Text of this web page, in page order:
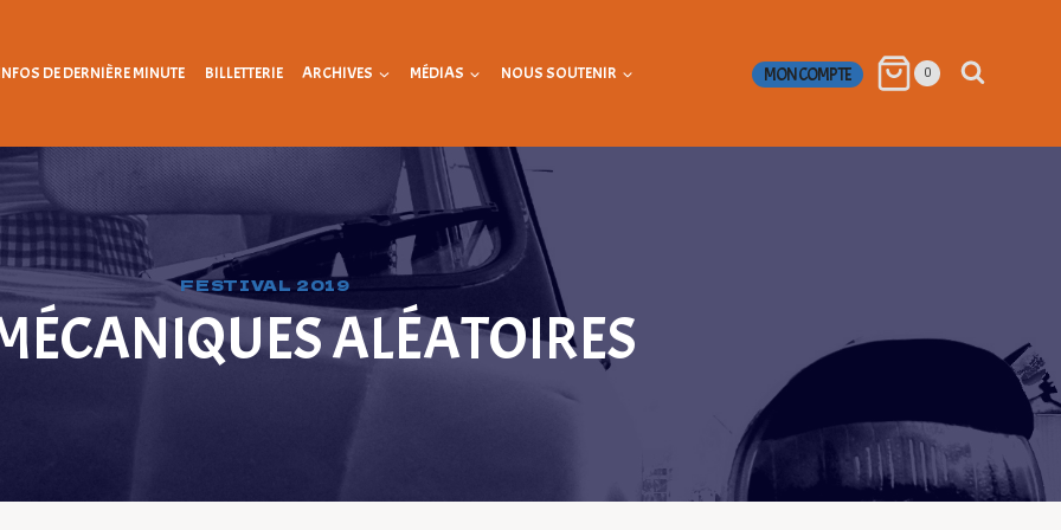
DE DERNIÈRE MINUTE BILLETTERIE ARCHIVES MÉDIAS NOUS SOUTENIR MON COMPTE 0
FESTIVAL 2019
ALÉATOIRES